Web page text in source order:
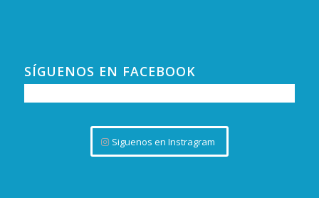
SÍGUENOS EN FACEBOOK
Siguenos en Instragram